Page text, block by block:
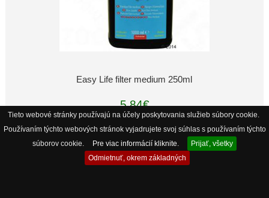
Easy Life filter medium 250ml
5.84€
Tieto webové stránky používajú na účely poskytovania služieb súbory cookie.
Používaním týchto webových stránok vyjadrujete svoj súhlas s používaním týchto
súborov cookie.
Pre viac informácií kliknite.
Prijať, všetky
Odmietnuť, okrem základných